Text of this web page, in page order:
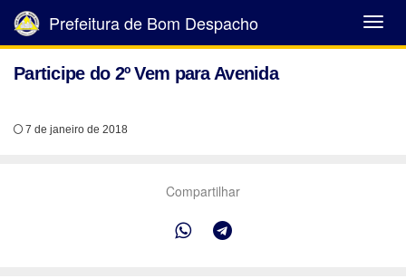
Abrir
Menu
Prefeitura de Bom Despacho
Participe do 2º Vem para Avenida
7 de janeiro de 2018
Compartilhar